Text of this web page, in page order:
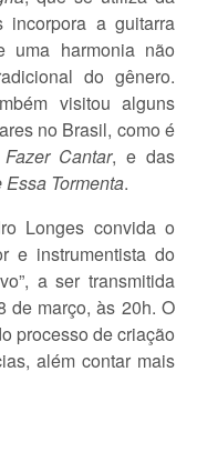
incorpora a guitarra
uma harmonia não
do gênero.
visitou alguns
no Brasil, como é
Cantar, e das
Tormenta.
Longes convida o
e instrumentista do
a ser transmitida
de março, às 20h. O
processo de criação
além contar mais